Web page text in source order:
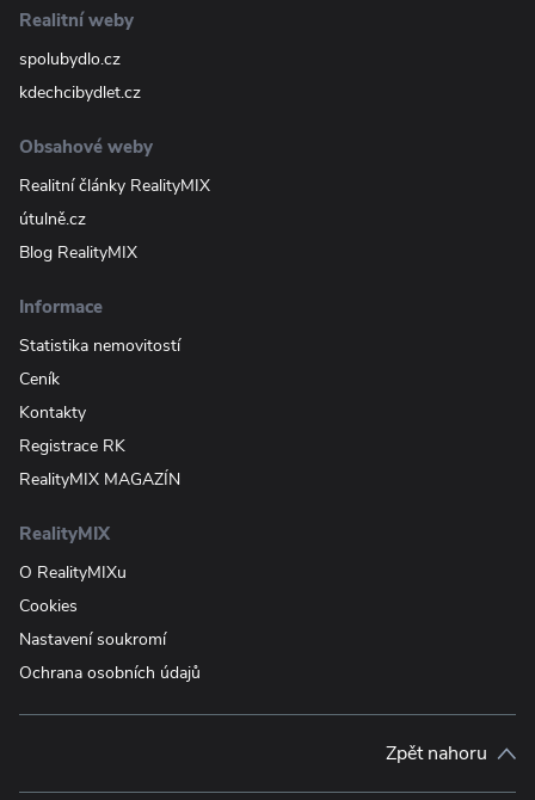
Realitní weby
spolubydlo.cz
kdechcibydlet.cz
Obsahové weby
Realitní články RealityMIX
útulně.cz
Blog RealityMIX
Informace
Statistika nemovitostí
Ceník
Kontakty
Registrace RK
RealityMIX MAGAZÍN
RealityMIX
O RealityMIXu
Cookies
Nastavení soukromí
Ochrana osobních údajů
Zpět nahoru